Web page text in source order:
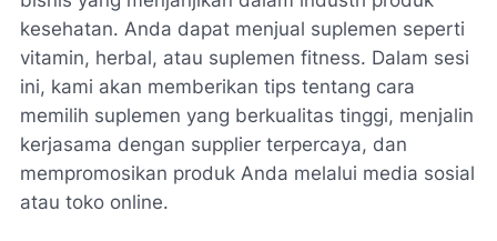
kesehatan. Anda dapat menjual suplemen seperti
vitamin, herbal, atau suplemen fitness. Dalam sesi
ini, kami akan memberikan tips tentang cara
memilih suplemen yang berkualitas tinggi, menjalin
kerjasama dengan supplier terpercaya, dan
mempromosikan produk Anda melalui media sosial
atau toko online.